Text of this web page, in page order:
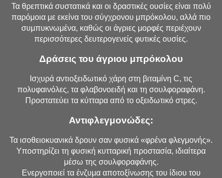
Τα θρεπτικά συστατικά και οι δραστικές ουσίες είναι πολύ
παρόμοια με εκείνα του σύγχρονου μπρόκολου, αλλά πιο
συμπυκνωμένα, καθώς οι άγριες μορφές περιέχουν
περισσότερες δευτερογενείς φυτικές ουσίες.
Δράσεις του άγριου μπρόκολου
Ισχυρά αντιοξειδωτικό χάρη στη βιταμίνη C, τις
πολυφαινόλες, τα φλαβονοειδή και τη σουλφοραφάνη.
Προστατεύει τα κύτταρα από το οξειδωτικό στρες.
Αντιφλεγμονώδες:
Τα ισοθειοκυανικά δρουν σαν φυσικά «φρένα φλεγμονής».
Υποστηρίζει τη φυσική κυτταρική προστασία, ιδιαίτερα
μέσω της σουλφοραφάνης.
Ενεργοποιεί τα ένζυμα αποτοξίνωσης του ίδιου του